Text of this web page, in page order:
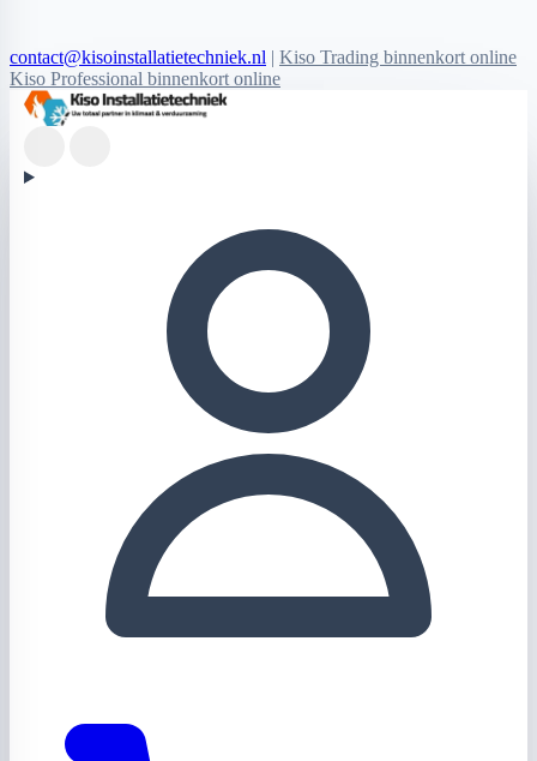
contact@kisoinstallatietechniek.nl | Kiso Trading binnenkort online
Kiso Professional binnenkort online